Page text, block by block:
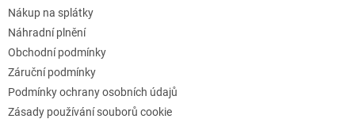
i
Nákup na splátky
Náhradní plnění
Obchodní podmínky
Záruční podmínky
Podmínky ochrany osobních údajů
Zásady používání souborů cookie